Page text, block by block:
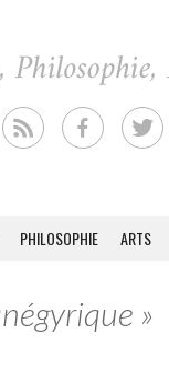
PHILOSOPHIE ARTS
»